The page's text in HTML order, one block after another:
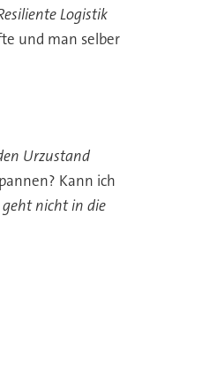
Logistik
und man selber
Urzustand
Kann ich
geht nicht in die